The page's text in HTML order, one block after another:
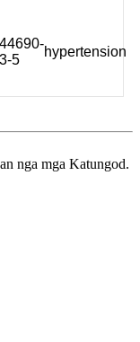
5
hypertension
nga mga Katungod.